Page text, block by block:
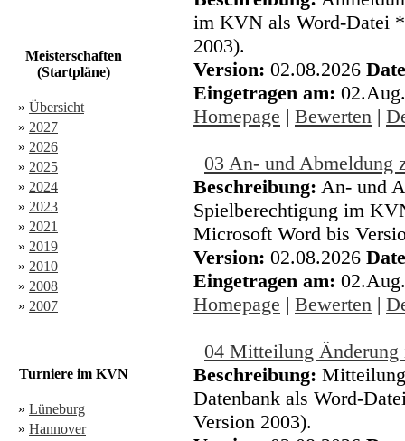
Meisterschaften
(Startpläne)
» Übersicht
» 2027
» 2026
» 2025
» 2024
» 2023
» 2021
» 2019
» 2010
» 2008
» 2007
Turniere im KVN
» Lüneburg
» Hannover
im KVN als Word-Datei
2003).
Version: 02.08.2026
Eingetragen am:
Homepage | Bewerten |
03 An- und Abmeldung
Beschreibung: An- und
Spielberechtigung im
Microsoft Word bis
Version: 02.08.2026
Eingetragen am:
Homepage | Bewerten |
04 Mitteilung Änderung
Beschreibung:
Datenbank als Word-
Version 2003).